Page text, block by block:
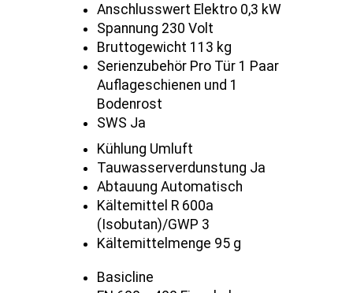
Anschlusswert Elektro 0,3 kW
Spannung 230 Volt
Bruttogewicht 113 kg
Serienzubehör Pro Tür 1 Paar
Auflageschienen und 1
Bodenrost
SWS Ja
Kühlung Umluft
Tauwasserverdunstung Ja
Abtauung Automatisch
Kältemittel R 600a
(Isobutan)/GWP 3
Kältemittelmenge 95 g
Basicline